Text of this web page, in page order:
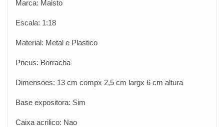
Marca: Maisto
Escala: 1:18
Material: Metal e Plastico
Pneus: Borracha
Dimensoes: 13 cm compx 2,5 cm largx 6 cm altura
Base expositora: Sim
Caixa acrilico: Nao